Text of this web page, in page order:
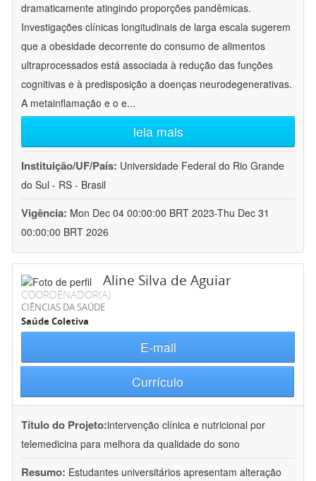
dramaticamente atingindo proporções pandêmicas.
Investigações clínicas longitudinais de larga escala sugerem
que a obesidade decorrente do consumo de alimentos
ultraprocessados está associada à redução das funções
cognitivas e à predisposição a doenças neurodegenerativas.
A metainflamação e o e...
leia mais
Instituição/UF/País: Universidade Federal do Rio Grande
do Sul - RS - Brasil
Vigência: Mon Dec 04 00:00:00 BRT 2023-Thu Dec 31
00:00:00 BRT 2026
Aline Silva de Aguiar
COORDENADOR(A)
CIÊNCIAS DA SAÚDE
Saúde Coletiva
E-mail
Currículo
Título do Projeto:intervenção clínica e nutricional por
telemedicina para melhora da qualidade do sono
Resumo: Estudantes universitários apresentam alteração